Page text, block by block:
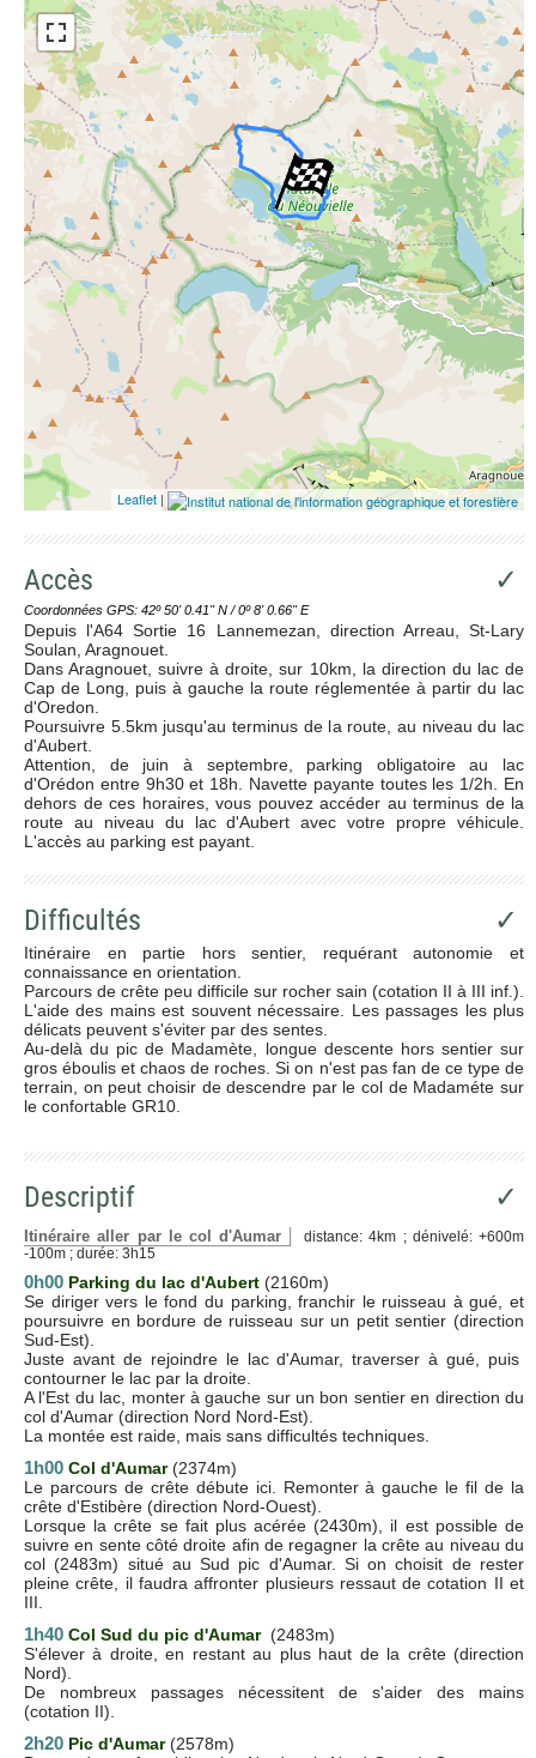
Open Street Map
ESRI Word Imagery
Photographies aériennes
Leaflet |
Accès ✓
Coordonnées GPS: 42º 50' 0.41'' N / 0º 8' 0.66'' E
Depuis l'A64 Sortie 16 Lannemezan, direction Arreau, St-Lary
Soulan, Aragnouet.
Dans Aragnouet, suivre à droite, sur 10km, la direction du lac de
Cap de Long, puis à gauche la route réglementée à partir du lac
d'Oredon.
Poursuivre 5.5km jusqu'au terminus de la route, au niveau du lac
d'Aubert.
Attention, de juin à septembre, parking obligatoire au lac
d'Orédon entre 9h30 et 18h. Navette payante toutes les 1/2h. En
dehors de ces horaires, vous pouvez accéder au terminus de la
route au niveau du lac d'Aubert avec votre propre véhicule.
L'accès au parking est payant.
Difficultés ✓
Itinéraire en partie hors sentier, requérant autonomie et
connaissance en orientation.
Parcours de crête peu difficile sur rocher sain (cotation II à III inf.).
L'aide des mains est souvent nécessaire. Les passages les plus
délicats peuvent s'éviter par des sentes.
Au-delà du pic de Madamète, longue descente hors sentier sur
gros éboulis et chaos de roches. Si on n'est pas fan de ce type de
terrain, on peut choisir de descendre par le col de Madaméte sur
le confortable GR10.
Descriptif ✓
Itinéraire aller par le col d'Aumar
distance: 4km ; dénivelé: +600m
-100m ; durée: 3h15
0h00 Parking du lac d'Aubert (2160m)
Se diriger vers le fond du parking, franchir le ruisseau à gué, et
poursuivre en bordure de ruisseau sur un petit sentier (direction
Sud-Est).
Juste avant de rejoindre le lac d'Aumar, traverser à gué, puis
contourner le lac par la droite.
A l'Est du lac, monter à gauche sur un bon sentier en direction du
col d'Aumar (direction Nord Nord-Est).
La montée est raide, mais sans difficultés techniques.
1h00 Col d'Aumar(2374m)
Le parcours de crête débute ici. Remonter à gauche le fil de la
crête d'Estibère (direction Nord-Ouest).
Lorsque la crête se fait plus acérée (2430m), il est possible de
suivre en sente côté droite afin de regagner la crête au niveau du
col (2483m) situé au Sud pic d'Aumar. Si on choisit de rester
pleine crête, il faudra affronter plusieurs ressaut de cotation II et
III.
1h40 Col Sud du pic d'Aumar (2483m)
S'élever à droite, en restant au plus haut de la crête (direction
Nord).
De nombreux passages nécessitent de s'aider des mains
(cotation II).
2h20 Pic d'Aumar(2578m)